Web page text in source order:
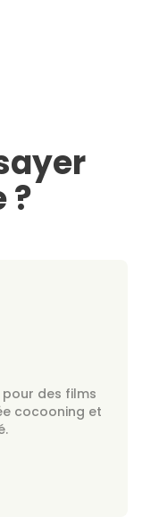
?
des films
cocooning et